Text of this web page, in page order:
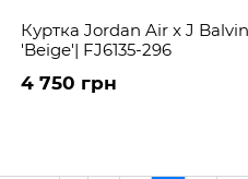
Куртка Jordan Air x J
'Beige'| FJ6135-296
4 750 грн